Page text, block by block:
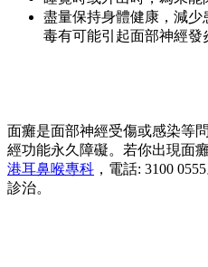
盡量保持身體健康，減
毒有可能引起面部神經發
面癱是面部神經受傷或感染等
經功能永久障礙。若你出現面
港耳鼻喉專科 ，電話: 3100
診治。